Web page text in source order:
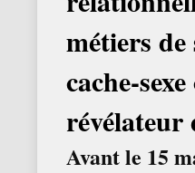
métiers
cache-
révélateur
Avant le 15